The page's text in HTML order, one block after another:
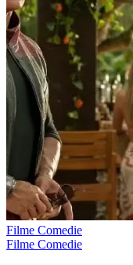
Filme Comedie
Filme Comedie